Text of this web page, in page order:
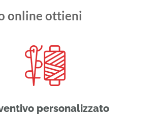
online ottieni
personalizzato